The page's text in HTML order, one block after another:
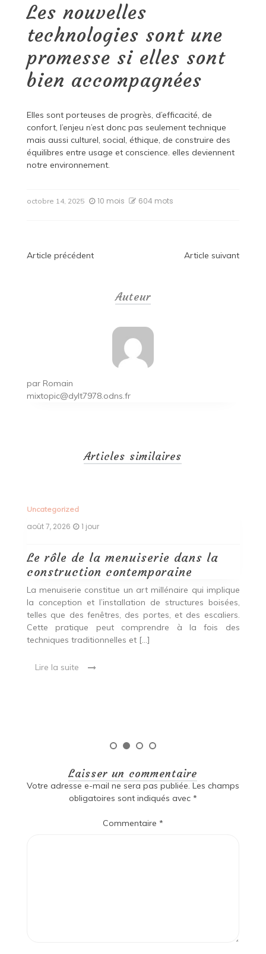
Les nouvelles
technologies sont une
promesse si elles sont
bien accompagnées
Elles sont porteuses de progrès, d’efficacité, de
confort, l’enjeu n’est donc pas seulement technique
mais aussi culturel, social, éthique, de construire des
équilibres entre usage et conscience. elles deviennent
notre environnement.
octobre 14, 2025 10 mois 604 mots
Navigation
Article précédent Article suivant
Auteur
par Romain
mixtopic@dylt7978.odns.fr
Articles similaires
Uncategorized
août 7, 2026 1 jour
Le rôle de la menuiserie dans la
construction contemporaine
La menuiserie constitue un art millénaire qui implique
la conception et l’installation de structures boisées,
telles que des fenêtres, des portes, et des escaliers.
Cette pratique peut comprendre à la fois des
techniques traditionnelles et […]
Lire la suite
Laisser un commentaire
Votre adresse e-mail ne sera pas publiée. Les champs
obligatoires sont indiqués avec *
Commentaire *